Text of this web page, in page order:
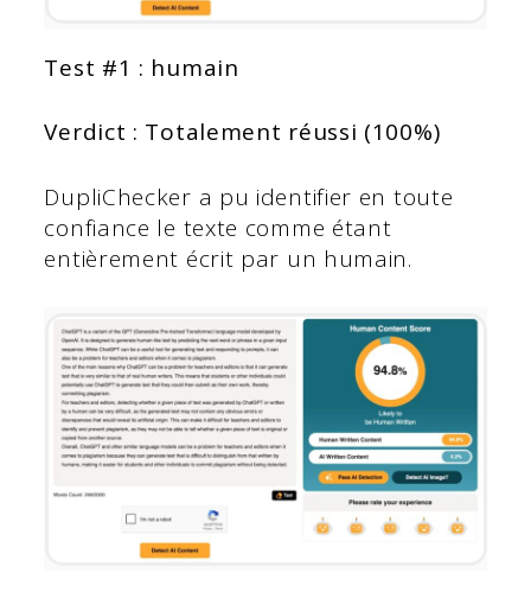
Test #1 : humain
Verdict : Totalement réussi (100%)
DupliChecker a pu identifier en toute
confiance le texte comme étant
entièrement écrit par un humain.